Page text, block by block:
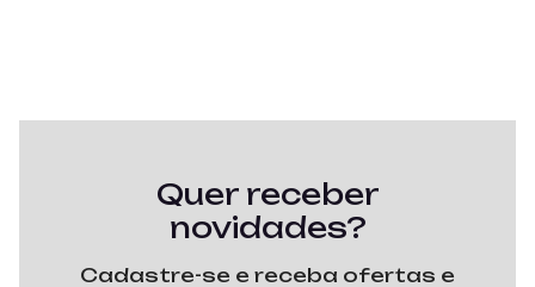
Quer receber
novidades?
Cadastre-se e receba ofertas e